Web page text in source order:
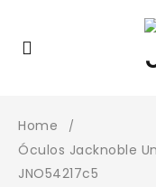
Home /
Óculos Jacknoble
JNO54217c5